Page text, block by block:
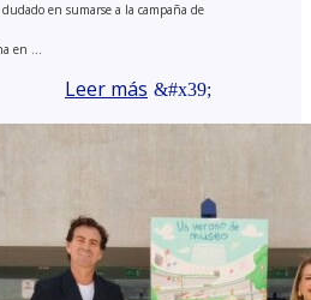
en sumarse a la campaña de
en ...
Leer más